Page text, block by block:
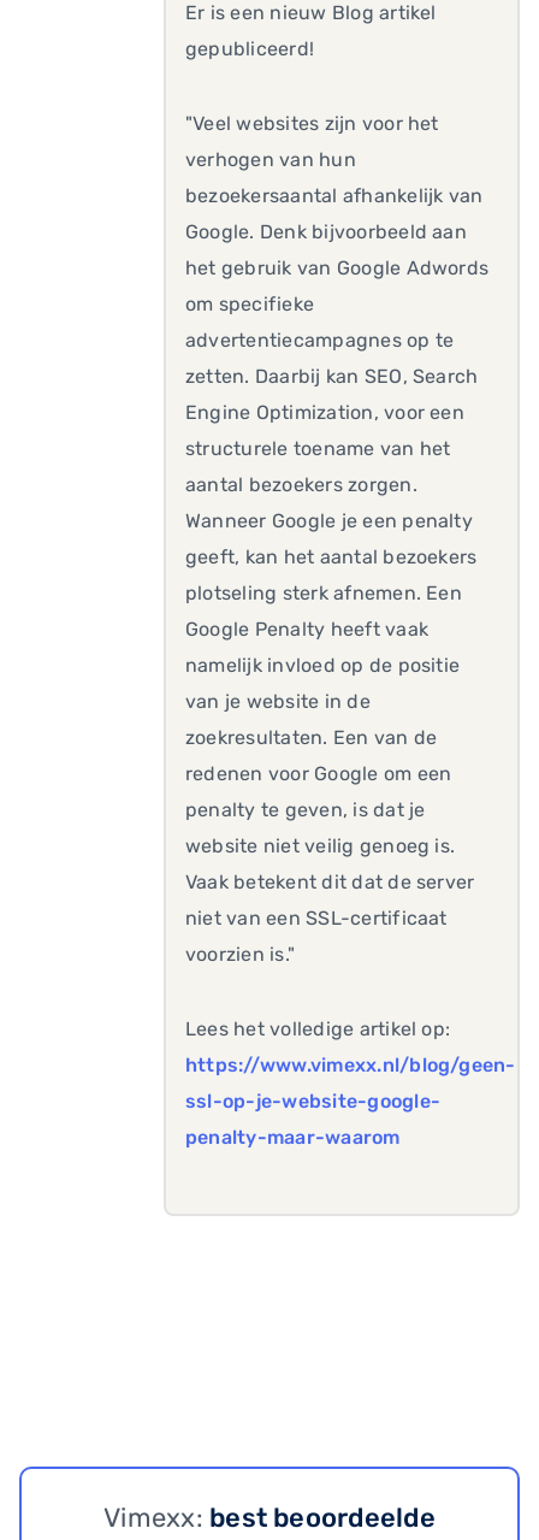
Er is een nieuw Blog artikel
gepubliceerd!
"Veel websites zijn voor het
verhogen van hun
bezoekersaantal afhankelijk van
Google. Denk bijvoorbeeld aan
het gebruik van Google Adwords
om specifieke
advertentiecampagnes op te
zetten. Daarbij kan SEO, Search
Engine Optimization, voor een
structurele toename van het
aantal bezoekers zorgen.
Wanneer Google je een penalty
geeft, kan het aantal bezoekers
plotseling sterk afnemen. Een
Google Penalty heeft vaak
namelijk invloed op de positie
van je website in de
zoekresultaten. Een van de
redenen voor Google om een
penalty te geven, is dat je
website niet veilig genoeg is.
Vaak betekent dit dat de server
niet van een SSL-certificaat
voorzien is."
Lees het volledige artikel op:
https://www.vimexx.nl/blog/geen-
ssl-op-je-website-google-
penalty-maar-waarom
Vimexx: best beoordeelde